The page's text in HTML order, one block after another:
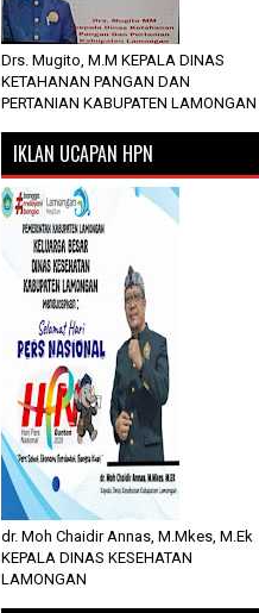
Drs. Mugito, M.M KEPALA DINAS
KETAHANAN PANGAN DAN
PERTANIAN KABUPATEN LAMONGAN
IKLAN UCAPAN HPN
dr. Moh Chaidir Annas, M.Mkes, M.Ek
KEPALA DINAS KESEHATAN
LAMONGAN